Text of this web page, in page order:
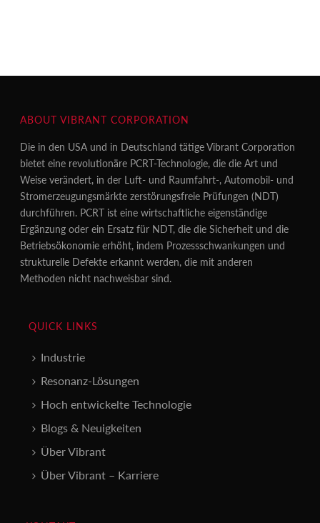
ABOUT VIBRANT CORPORATION
Die in den USA und in Deutschland tätige Vibrant Corporation
bietet eine revolutionäre PCRT-Technologie, die die Art und
Weise verändert, in der Luft- und Raumfahrt-, Automobil- und
Stromerzeugungsmärkte zerstörungsfreie Prüfungen (NDT)
durchführen. PCRT ist eine wirtschaftliche eigenständige
Ergänzung oder ein Ersatz für NDT, die die Sicherheit und die
Betriebsökonomie erhöht, indem Prozessschwankungen und
strukturelle Defekte erkannt werden, die mit anderen
Methoden nicht nachweisbar sind.
QUICK LINKS
Industrie
Resonanz-Lösungen
Hoch entwickelte Technologie
Blogs & Neuigkeiten
Über Vibrant
Über Vibrant – Karriere